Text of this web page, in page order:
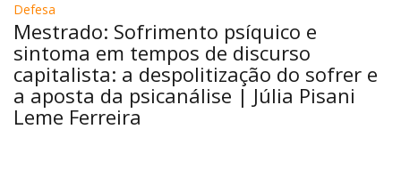
Defesa
Mestrado: Sofrimento psíquico e
sintoma em tempos de discurso
capitalista: a despolitização do sofrer e
a aposta da psicanálise | Júlia Pisani
Leme Ferreira